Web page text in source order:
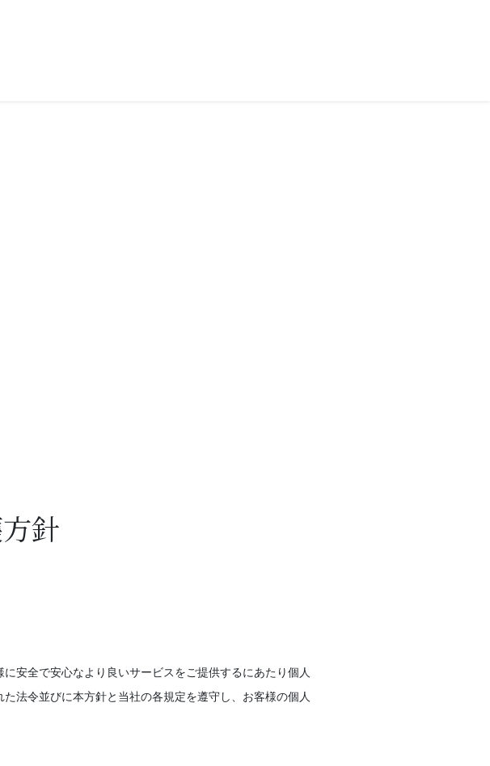
針
安全で安心なより良いサービスをご提供するにあたり個人
法令並びに本方針と当社の各規定を遵守し、お客様の個人